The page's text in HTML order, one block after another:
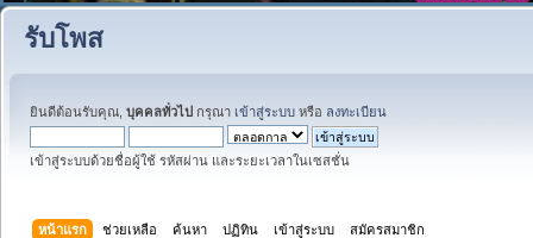
รับโพส
ยินดีต้อนรับคุณ, บุคคลทั่วไป กรุณา เข้าสู่ระบบ หรือ ลงทะเบียน
เข้าสู่ระบบด้วยชื่อผู้ใช้ รหัสผ่าน และระยะเวลาในเซสชั่น
หน้าแรก ช่วยเหลือ ค้นหา ปฏิทิน เข้าสู่ระบบ สมัครสมาชิก